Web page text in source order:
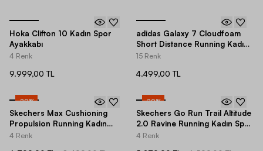
Hoka Clifton 10 Kadın Spor
Ayakkabı
4 Renk
9.999,00 TL
adidas Galaxy 7 Cloudfoam
Short Distance Running Kadın
Spor Ayakkabı
15 Renk
4.499,00 TL
-20%
Skechers Max Cushioning
Propulsion Running Kadın
Spor Ayakkabı
4 Renk
-20%
Skechers Go Run Trail Altitude
2.0 Ravine Running Kadın Spor
Ayakkabı
4 Renk